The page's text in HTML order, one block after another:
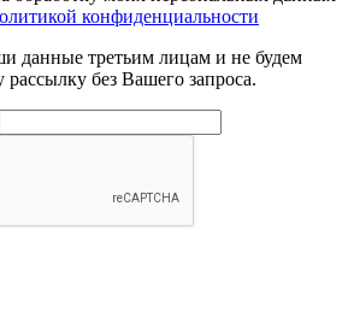
конфиденциальности
данные третьим лицам и не будем
без Вашего запроса.